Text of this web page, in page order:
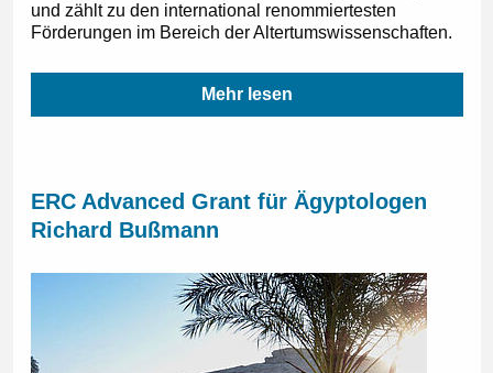
und zählt zu den international renommiertesten
Förderungen im Bereich der Altertumswissenschaften.
Mehr lesen
ERC Advanced Grant für Ägyptologen
Richard Bußmann